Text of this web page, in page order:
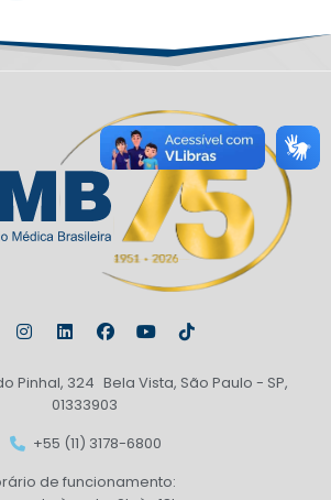
Pinhal, 324 Bela Vista, São Paulo - SP,
01333903
+55 (11) 3178-6800
de funcionamento: